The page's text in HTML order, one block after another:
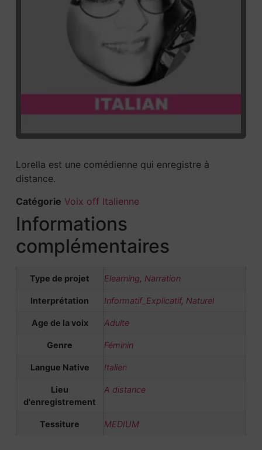
Lorella est une comédienne qui enregistre à
distance.
Catégorie Voix off Italienne
Informations
complémentaires
Type de projet Elearning Narration
Interprétation Informatif_Explicatif, Naturel
Age de la voix Adulte
Genre Féminin
Langue Native Italien
Lieu
d'enregistrement
A distance
Tessiture MEDIUM